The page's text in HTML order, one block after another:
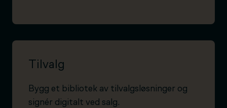
Tilvalg
Bygg et bibliotek av tilvalgsløsninger og
signér digitalt ved salg.